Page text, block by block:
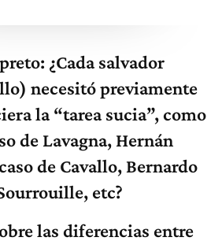
¿Cada salvador
necesitó previamente
la “tarea sucia”, como
de Lavagna, Hernán
de Cavallo, Bernardo
etc?
las diferencias entre